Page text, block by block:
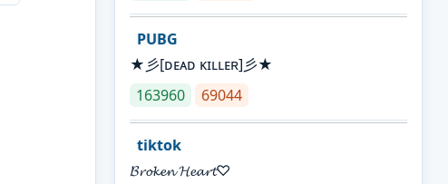
PUBG
★彡[ᴅᴇᴀᴅ ᴋɪʟʟᴇʀ]彡★
163960
69044
tiktok
𝓑𝓻𝓸𝓴𝓮𝓷 𝓗𝓮𝓪𝓻𝓽♡